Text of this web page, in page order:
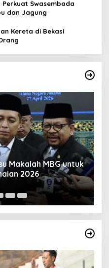
Swasembada
dan Jagung
Kereta di Bekasi
Panitia
24 Jam